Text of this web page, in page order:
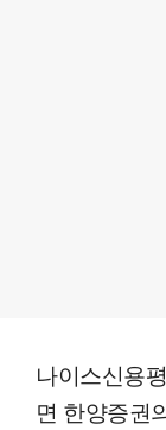
나이스신용
면 한양증권